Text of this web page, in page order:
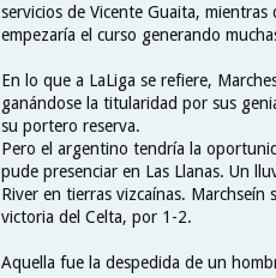
servicios de Vicente Guaita,
empezaría el curso generando
En lo que a LaLiga se refiere,
ganándose la titularidad por sus
su portero reserva.
Pero el argentino tendría la
pude presenciar en Las Llanas. Un
River en tierras vizcaínas.
victoria del Celta, por 1-2.
Aquella fue la despedida de un